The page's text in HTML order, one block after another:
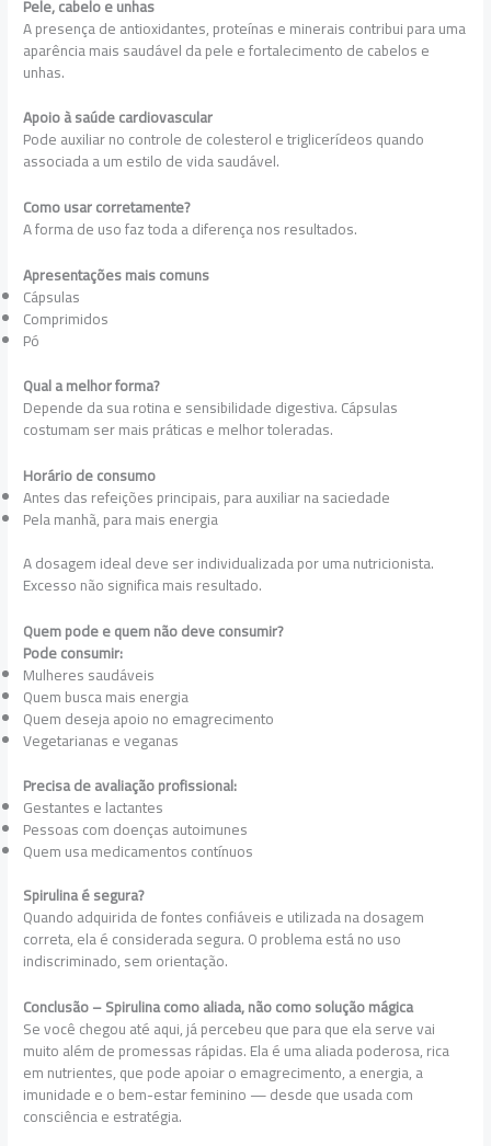
Pele, cabelo e unhas
A presença de antioxidantes, proteínas e minerais contribui para uma
aparência mais saudável da pele e fortalecimento de cabelos e
unhas.
Apoio à saúde cardiovascular
Pode auxiliar no controle de colesterol e triglicerídeos quando
associada a um estilo de vida saudável.
Como usar corretamente?
A forma de uso faz toda a diferença nos resultados.
Apresentações mais comuns
Cápsulas
Comprimidos
Pó
Qual a melhor forma?
Depende da sua rotina e sensibilidade digestiva. Cápsulas
costumam ser mais práticas e melhor toleradas.
Horário de consumo
Antes das refeições principais, para auxiliar na saciedade
Pela manhã, para mais energia
A dosagem ideal deve ser individualizada por uma nutricionista.
Excesso não significa mais resultado.
Quem pode e quem não deve consumir?
Pode consumir:
Mulheres saudáveis
Quem busca mais energia
Quem deseja apoio no emagrecimento
Vegetarianas e veganas
Precisa de avaliação profissional:
Gestantes e lactantes
Pessoas com doenças autoimunes
Quem usa medicamentos contínuos
Spirulina é segura?
Quando adquirida de fontes confiáveis e utilizada na dosagem
correta, ela é considerada segura. O problema está no uso
indiscriminado, sem orientação.
Conclusão – Spirulina como aliada, não como solução mágica
Se você chegou até aqui, já percebeu que para que ela serve vai
muito além de promessas rápidas. Ela é uma aliada poderosa, rica
em nutrientes, que pode apoiar o emagrecimento, a energia, a
imunidade e o bem-estar feminino — desde que usada com
consciência e estratégia.